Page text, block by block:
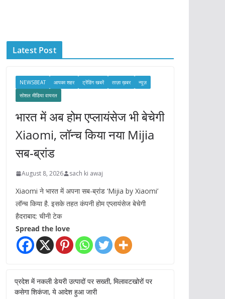
e
Latest Post
NEWSBEAT आपका शहर ट्रेंडिंग खबरें ताज़ा ख़बर
न्यूज़
सोशल मीडिया वायरल
भारत में अब होम एप्लायंसेज भी बेचेगी
Xiaomi, लॉन्च किया नया Mijia
सब-ब्रांड
August 8, 2026 sach ki awaj
Xiaomi ने भारत में अपना सब-ब्रांड ‘Mijia by Xiaomi’
लॉन्च किया है. इसके तहत कंपनी होम एप्लायंसेज बेचेगी
हैदराबाद: चीनी टेक
Spread the love
प्रदेश में नकली डेयरी उत्पादों पर सख्ती, मिलावटखोरों पर
कसेगा शिकंजा, ये आदेश हुआ जारी